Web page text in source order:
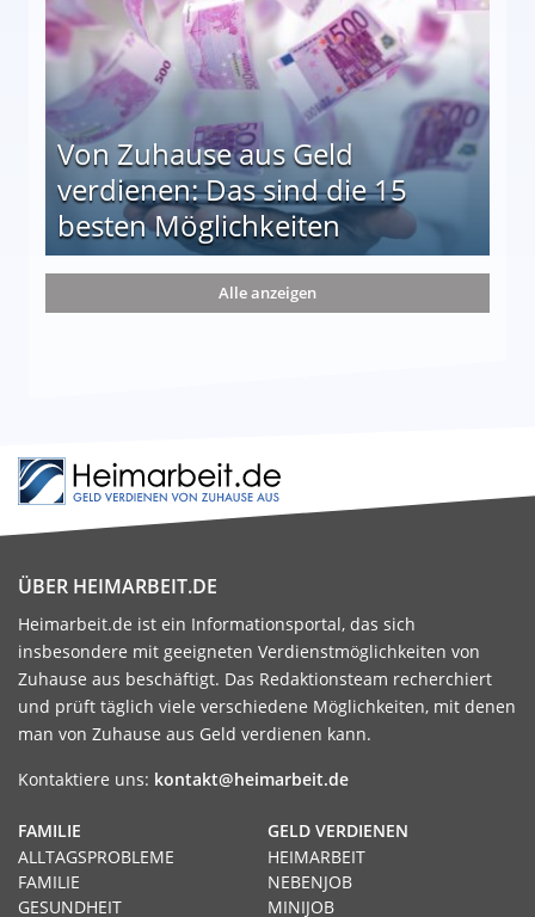
Von Zuhause aus Geld
verdienen: Das sind die 15
besten Möglichkeiten
die 15 besten Möglichkeiten
Alle anzeigen
ÜBER HEIMARBEIT.DE
Heimarbeit.de ist ein Informationsportal, das sich
insbesondere mit geeigneten Verdienstmöglichkeiten von
Zuhause aus beschäftigt. Das Redaktionsteam recherchiert
und prüft täglich viele verschiedene Möglichkeiten, mit denen
man von Zuhause aus Geld verdienen kann.
Kontaktiere uns: kontakt@heimarbeit.de
GELD VERDIENEN
HEIMARBEIT
NEBENJOB
MINIJOB
FAMILIE
ALLTAGSPROBLEME
FAMILIE
GESUNDHEIT